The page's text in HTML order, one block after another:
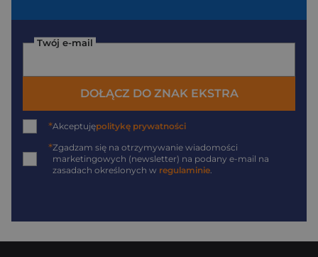
Twój e-mail
DOŁĄCZ DO ZNAK EKSTRA
*Akceptujępolitykę prywatności
*Zgadzam się na otrzymywanie wiadomości
marketingowych (newsletter) na podany e-mail na
zasadach określonych w regulaminie.